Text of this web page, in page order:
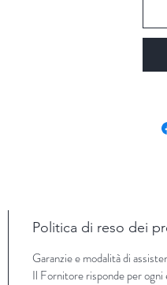
Politica di reso dei
Garanzie e modalità di
Il Fornitore risponde per